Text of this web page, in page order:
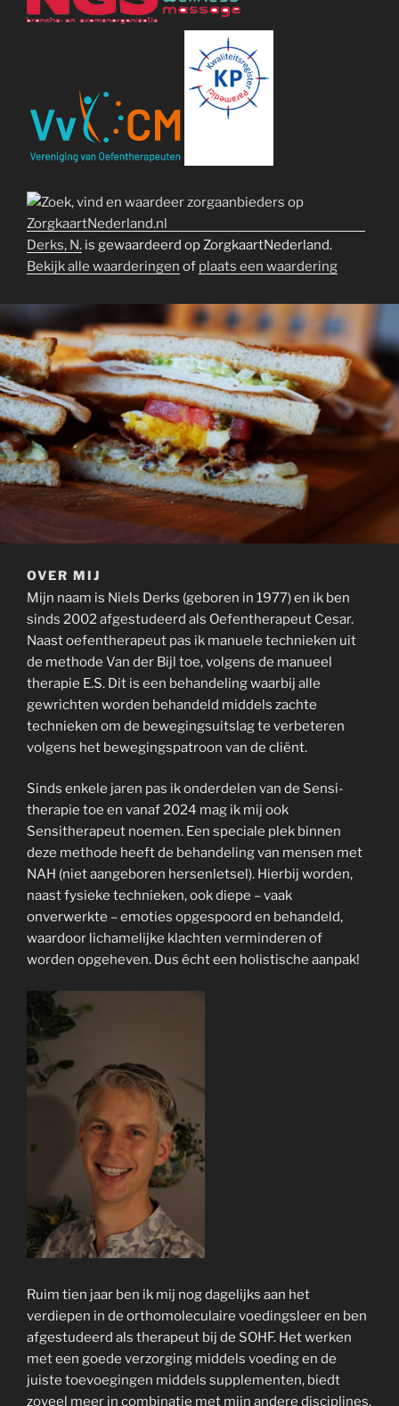
Derks, N. is gewaardeerd op ZorgkaartNederland.
Bekijk alle waarderingen of plaats een waardering
OVER MIJ
Mijn naam is Niels Derks (geboren in 1977) en ik ben
sinds 2002 afgestudeerd als Oefentherapeut Cesar.
Naast oefentherapeut pas ik manuele technieken uit
de methode Van der Bijl toe, volgens de manueel
therapie E.S. Dit is een behandeling waarbij alle
gewrichten worden behandeld middels zachte
technieken om de bewegingsuitslag te verbeteren
volgens het bewegingspatroon van de cliënt.
Sinds enkele jaren pas ik onderdelen van de Sensi-
therapie toe en vanaf 2024 mag ik mij ook
Sensitherapeut noemen. Een speciale plek binnen
deze methode heeft de behandeling van mensen met
NAH (niet aangeboren hersenletsel). Hierbij worden,
naast fysieke technieken, ook diepe – vaak
onverwerkte – emoties opgespoord en behandeld,
waardoor lichamelijke klachten verminderen of
worden opgeheven. Dus écht een holistische aanpak!
Ruim tien jaar ben ik mij nog dagelijks aan het
verdiepen in de orthomoleculaire voedingsleer en ben
afgestudeerd als therapeut bij de SOHF. Het werken
met een goede verzorging middels voeding en de
juiste toevoegingen middels supplementen, biedt
zoveel meer in combinatie met mijn andere disciplines.